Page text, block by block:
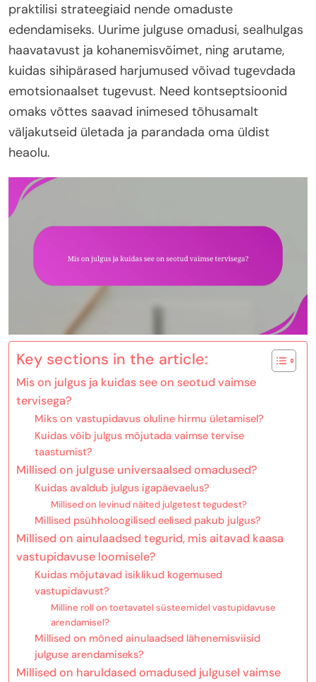
praktilisi strateegiaid nende omaduste
edendamiseks. Uurime julguse omadusi, sealhulgas
haavatavust ja kohanemisvõimet, ning arutame,
kuidas sihipärased harjumused võivad tugevdada
emotsionaalset tugevust. Need kontseptsioonid
omaks võttes saavad inimesed tõhusamalt
väljakutseid ületada ja parandada oma üldist
heaolu.
Key sections in the article:
Mis on julgus ja kuidas see on seotud vaimse
tervisega?
Miks on vastupidavus oluline hirmu ületamisel?
Kuidas võib julgus mõjutada vaimse tervise
taastumist?
Millised on julguse universaalsed omadused?
Kuidas avaldub julgus igapäevaelus?
Millised on levinud näited julgetest tegudest?
Millised psühholoogilised eelised pakub julgus?
Millised on ainulaadsed tegurid, mis aitavad kaasa
vastupidavuse loomisele?
Kuidas mõjutavad isiklikud kogemused
vastupidavust?
Milline roll on toetavatel süsteemidel vastupidavuse
arendamisel?
Millised on mõned ainulaadsed lähenemisviisid
julguse arendamiseks?
Millised on haruldased omadused julgusel vaimse